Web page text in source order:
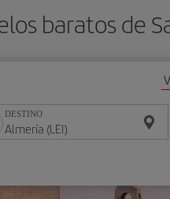
baratos de
DESTINO